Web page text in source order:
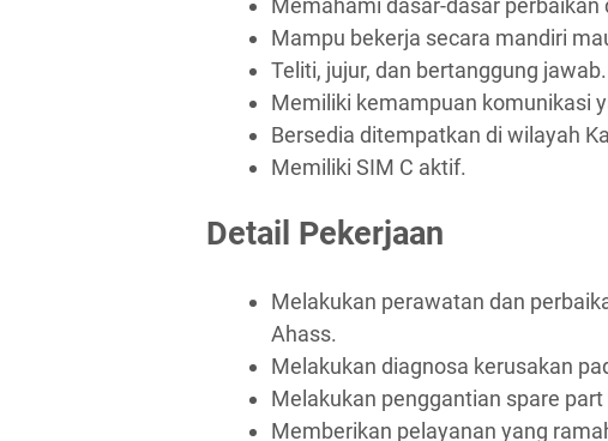
Mampu bekerja secara mandiri
Teliti, jujur, dan bertanggung jawab.
Memiliki kemampuan komunikasi
Bersedia ditempatkan di wilayah
Memiliki SIM C aktif.
Detail Pekerjaan
Melakukan perawatan dan
Ahass.
Melakukan diagnosa kerusakan
Melakukan penggantian spare part
Memberikan pelayanan yang